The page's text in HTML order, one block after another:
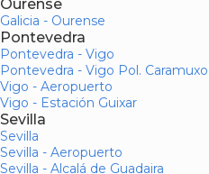
Ourense
Galicia - Ourense
Pontevedra
Pontevedra - Vigo
Pontevedra - Vigo Pol. Caramuxo
Vigo - Aeropuerto
Vigo - Estación Guixar
Sevilla
Sevilla
Sevilla - Aeropuerto
Sevilla - Alcalá de Guadaira